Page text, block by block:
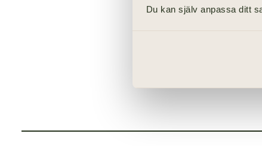
Du kan själv anpassa ditt